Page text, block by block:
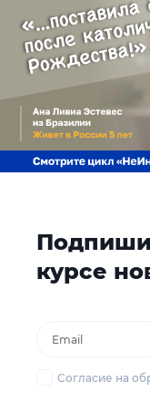
курсе
Согласие на